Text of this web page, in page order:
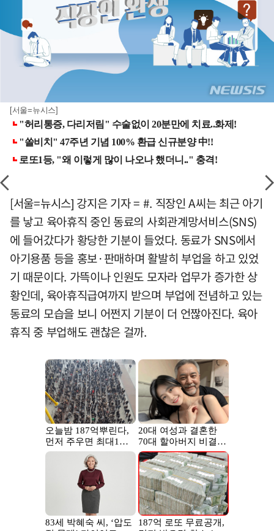
[서울=뉴시스]
[서울=뉴시스] 강지은 기자 = #. 직장인 A씨는 최근 아기
를 낳고 육아휴직 중인 동료의 사회관계망서비스(SNS)
에 들어갔다가 황당한 기분이 들었다. 동료가 SNS에서
아기용품 등을 홍보·판매하며 활발히 부업을 하고 있었
기 때문이다. 가뜩이나 인원도 모자라 업무가 증가한 상
황인데, 육아휴직급여까지 받으며 부업에 전념하고 있는
동료의 모습을 보니 어쩐지 기분이 더 언짢아진다. 육아
휴직 중 부업해도 괜찮은 걸까.